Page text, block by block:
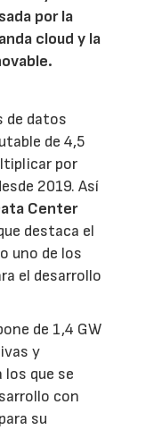
por la
cloud y la
de datos
de 4,5
por
2019. Así
Center
destaca el
uno de los
el desarrollo
de 1,4 GW
y
que se
con
su